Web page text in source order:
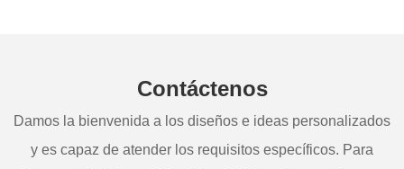
Contáctenos
Damos la bienvenida a los diseños e ideas personalizados
y es capaz de atender los requisitos específicos. Para